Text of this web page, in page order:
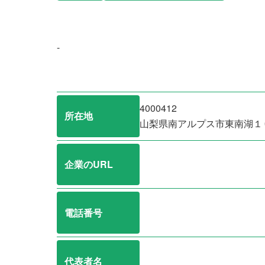
-
所在地
4000412
山梨県南アルプス市東南湖
企業のURL
電話番号
代表者名